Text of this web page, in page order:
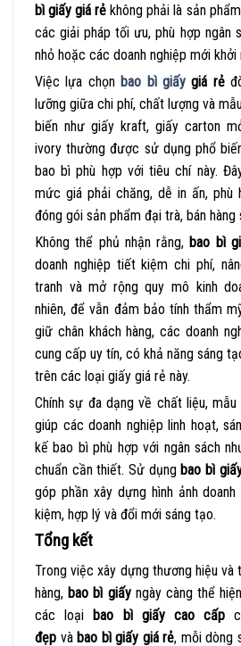
bì giấy giá rẻ không phải là sản
các giải pháp tối ưu, phù hợp ngân
nhỏ hoặc các doanh nghiệp mới khởi
Việc lựa chọn bao bì giấygiá rẻ
lưỡng giữa chi phí, chất lượng và
biến như giấy kraft, giấy carton
ivory thường được sử dụng phổ
bao bì phù hợp với tiêu chí này.
mức giá phải chăng, dễ in ấn,
đóng gói sản phẩm đại trà, bán hàng
Không thể phủ nhận rằng,bao bì
doanh nghiệp tiết kiệm chi phí,
tranh và mở rộng quy mô kinh
nhiên, để vẫn đảm bảo tính thẩm
giữ chân khách hàng, các doanh
cung cấp uy tín, có khả năng sáng
trên các loại giấy giá rẻ này.
Chính sự đa dạng về chất liệu,
giúp các doanh nghiệp linh hoạt,
kế bao bì phù hợp với ngân sách
chuẩn cần thiết. Sử dụngbao bì
góp phần xây dựng hình ảnh
kiệm, hợp lý và đổi mới sáng tạo.
Tổng kết
Trong việc xây dựng thương hiệu và
hàng, bao bì giấyngày càng thể
các loại bao bìgiấy cao cấp
đẹp và bao bì giấy giá rẻ, mỗi dòng